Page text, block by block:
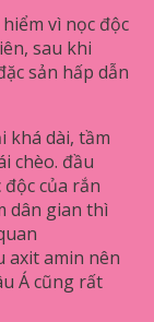
vì nọc độc
sau khi
sản hấp dẫn
khá dài, tầm
chèo. đầu
của rắn
dân gian thì
axit amin nên
Á cũng rất